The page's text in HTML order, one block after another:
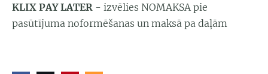
KLIX PAY LATER - izvēlies NOMAKSA pie
pasūtījuma noformēšanas un maksā pa daļām